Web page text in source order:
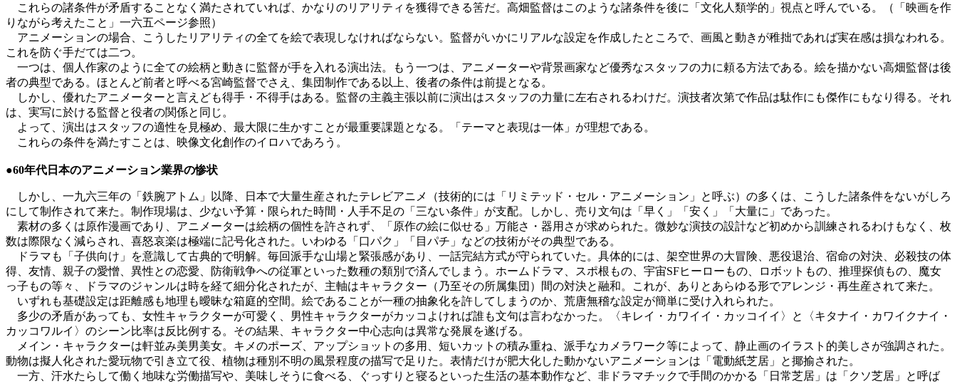
これらの諸条件が矛盾することなく満たされていれば、かなりのリアリティを獲得できる筈だ。高畑監督はこのような諸条件を後に「文化人類学的」視点と呼んでいる。（「映画を作
りながら考えたこと」一六五ページ参照）
アニメーションの場合、こうしたリアリティの全てを絵で表現しなければならない。監督がいかにリアルな設定を作成したところで、画風と動きが稚拙であれば実在感は損なわれる。
これを防ぐ手だては二つ。
一つは、個人作家のように全ての絵柄と動きに監督が手を入れる演出法。もう一つは、アニメーターや背景画家など優秀なスタッフの力に頼る方法である。絵を描かない高畑監督は後
者の典型である。ほとんど前者と呼べる宮崎監督でさえ、集団制作である以上、後者の条件は前提となる。
しかし、優れたアニメーターと言えども得手・不得手はある。監督の主義主張以前に演出はスタッフの力量に左右されるわけだ。演技者次第で作品は駄作にも傑作にもなり得る。それ
は、実写に於ける監督と役者の関係と同じ。
よって、演出はスタッフの適性を見極め、最大限に生かすことが最重要課題となる。「テーマと表現は一体」が理想である。
これらの条件を満たすことは、映像文化創作のイロハであろう。
●60年代日本のアニメーション業界の惨状
しかし、一九六三年の「鉄腕アトム」以降、日本で大量生産されたテレビアニメ（技術的には「リミテッド・セル・アニメーション」と呼ぶ）の多くは、こうした諸条件をないがしろ
にして制作されて来た。制作現場は、少ない予算・限られた時間・人手不足の「三ない条件」が支配。しかし、売り文句は「早く」「安く」「大量に」であった。
素材の多くは原作漫画であり、アニメーターは絵柄の個性を許されず、「原作の絵に似せる」万能さ・器用さが求められた。微妙な演技の設計など初めから訓練されるわけもなく、枚
数は際限なく減らされ、喜怒哀楽は極端に記号化された。いわゆる「口パク」「目パチ」などの技術がその典型である。
ドラマも「子供向け」を意識して古典的で明解。毎回派手な山場と緊張感があり、一話完結方式が守られていた。具体的には、架空世界の大冒険、悪役退治、宿命の対決、必殺技の体
得、友情、親子の愛憎、異性との恋愛、防衛戦争への従軍といった数種の類別で済んでしまう。ホームドラマ、スポ根もの、宇宙SFヒーローもの、ロボットもの、推理探偵もの、魔女
っ子もの等々、ドラマのジャンルは時を経て細分化されたが、主軸はキャラクター（乃至その所属集団）間の対決と融和。これが、ありとあらゆる形でアレンジ・再生産されて来た。
いずれも基礎設定は距離感も地理も曖昧な箱庭的空間。絵であることが一種の抽象化を許してしまうのか、荒唐無稽な設定が簡単に受け入れられた。
多少の矛盾があっても、女性キャラクターが可愛く、男性キャラクターがカッコよければ誰も文句は言わなかった。〈キレイ・カワイイ・カッコイイ〉と〈キタナイ・カワイクナイ・
カッコワルイ〉のシーン比率は反比例する。その結果、キャラクター中心志向は異常な発展を遂げる。
メイン・キャラクターは軒並み美男美女。キメのポーズ、アップショットの多用、短いカットの積み重ね、派手なカメラワーク等によって、静止画のイラスト的美しさが強調された。
動物は擬人化された愛玩物で引き立て役、植物は種別不明の風景程度の描写で足りた。表情だけが肥大化した動かないアニメーションは「電動紙芝居」と揶揄された。
一方、汗水たらして働く地味な労働描写や、美味しそうに食べる、ぐっすりと寝るといった生活の基本動作など、非ドラマチックで手間のかかる「日常芝居」は「クソ芝居」と呼ば